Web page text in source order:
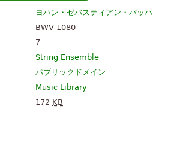
ヨハン・ゼバスティアン・バッハ
BWV 1080
7
String Ensemble
パブリックドメイン
Music Library
172 KB